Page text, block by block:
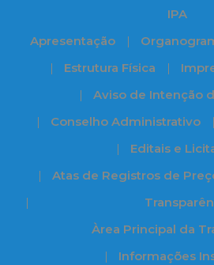
IPA
Apresentação
Estrutura Física
Aviso de Intenção
Conselho Administrativo
Editais e
Atas de Registros de
Àrea Principal da
Informações